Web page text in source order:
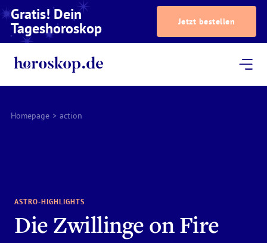
Gratis! Dein
Tageshoroskop Jetzt bestellen
Homepage > action
ASTRO-HIGHLIGHTS
Die Zwillinge on Fire